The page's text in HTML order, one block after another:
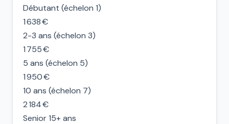
Débutant (échelon 1)
1 638 €
2-3 ans (échelon 3)
1 755 €
5 ans (échelon 5)
1 950 €
10 ans (échelon 7)
2 184 €
Senior 15+ ans